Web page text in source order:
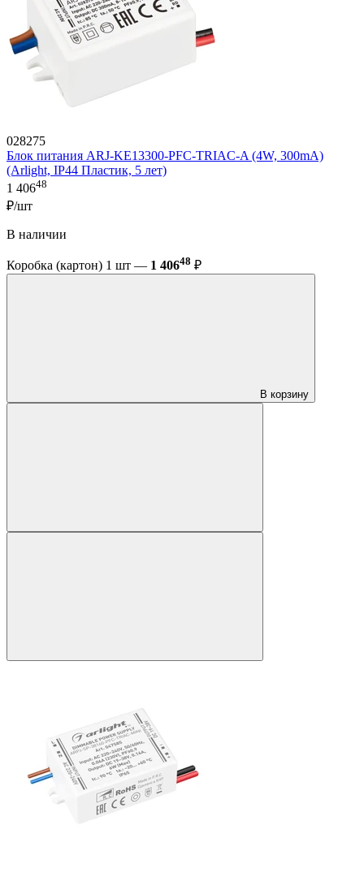
028275
Блок питания ARJ-KE13300-PFC-TRIAC-A (4W, 300mA)
(Arlight, IP44 Пластик, 5 лет)
1 40648
₽/шт
В наличии
Коробка (картон) 1 шт — 1 40648 ₽
В корзину